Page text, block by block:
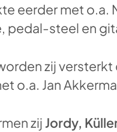
eerder met o.a.
pedal-steel en
zij
o.a. Jan
zij Jordy,